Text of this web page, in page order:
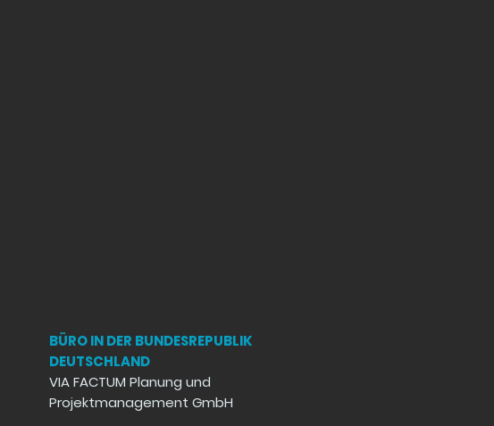
BÜRO IN DER BUNDESREPUBLIK
DEUTSCHLAND
VIA FACTUM Planung und
Projektmanagement GmbH